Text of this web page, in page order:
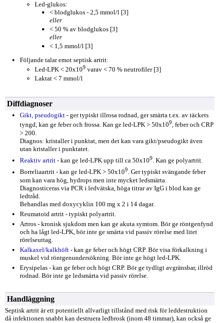
Led-glukos:
< blodglukos - 2,5 mmol/l [3]
eller
< 50 % av blodglukos [3]
eller
< 1,5 mmol/l [3]
Följande talar emot septisk artrit:
Led-LPK < 20x109 varav < 70 % neutrofiler [3]
Laktat < 7 mmol/l
Diffdiagnoser
Gikt, pseudogikt - ger typiskt illrosa rodnad, ger smärta t.ex. av täckets
tyngd, kan ge feber och frossa. Kan ge led-LPK > 50x109, feber och CRP
> 200.
Diagnos: kristaller i punktat, men det kan vara gikt/pseudogikt även
utan kristaller i punktatet.
Reaktiv artrit - kan ge led-LPK upp till ca 50x109. Kan ge polyartrit.
Borreliaartrit - kan ge led-LPK > 50x109. Ger typiskt svängande feber
som kan vara hög, hydrops men inte mycket ledsmärta.
Diagnosticeras via PCR i ledvätska, höga titrar av IgG i blod kan ge
ledtråd.
Behandlas med doxycyklin 100 mg x 2 i 14 dagar.
Reumatoid artrit - typiskt polyartrit.
Artros - kronisk sjukdom men kan ge akuta symtom. Bör ge röntgenfynd
och ha lågt led-LPK, bör inte ge smärta vid passiv rörelse med litet
rörelseuttag.
Kalkaxel/kalkhöft - kan ge feber och högt CRP. Bör visa förkalkning i
muskel vid röntgenundersökning. Bör inte ge högt led-LPK.
Erysipelas - kan ge feber och högt CRP. Bör ge tydligt avgränsbar, illröd
rodnad. Bör inte ge ledsmärta vid passiv rörelse.
Handläggning
Septisk artrit är ett potentiellt allvarligt tillstånd med risk för leddestruktion
då infektionen snabbt kan destruera ledbrosk (inom 48 timmar), kan också ge